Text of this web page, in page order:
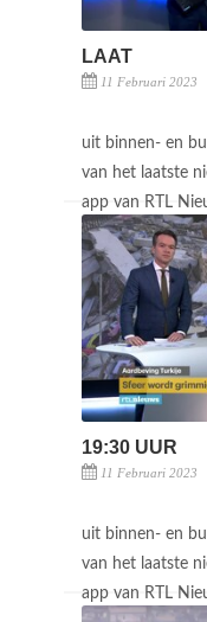
LAAT
11 Februari 2023
uit binnen- en
van het laatste
app van RTL
19:30 UUR
11 Februari 2023
uit binnen- en
van het laatste
app van RTL